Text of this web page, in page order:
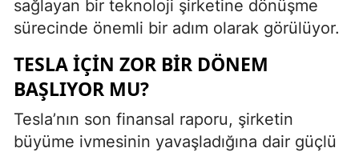
sağlayan bir teknoloji şirketine dönüşme
sürecinde önemli bir adım olarak görülüyor.
TESLA İÇIN ZOR BIR DÖNEM
BAŞLIYOR MU?
Tesla’nın son finansal raporu, şirketin
büyüme ivmesinin yavaşladığına dair güçlü